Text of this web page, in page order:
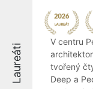
Laureáti
V centru
tvořený
Deep a